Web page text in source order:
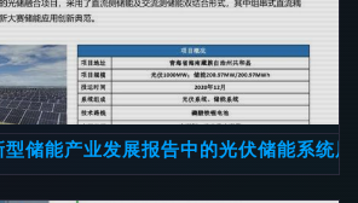
储能产业发展报告中的光伏储能系统